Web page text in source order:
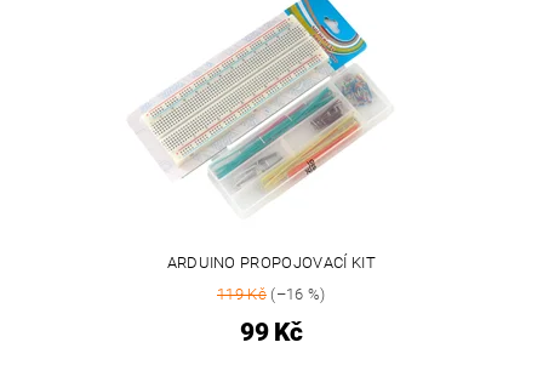
ARDUINO PROPOJOVACÍ KIT
119 Kč(–16 %)
99 Kč